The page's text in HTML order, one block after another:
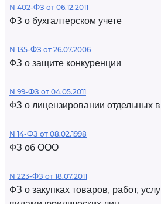
N 402-ФЗ от 06.12.2011
ФЗ о бухгалтерском учете
N 135-ФЗ от 26.07.2006
ФЗ о защите конкуренции
N 99-ФЗ от 04.05.2011
ФЗ о лицензировании отдельных
N 14-ФЗ от 08.02.1998
ФЗ об ООО
N 223-ФЗ от 18.07.2011
ФЗ о закупках товаров, работ,